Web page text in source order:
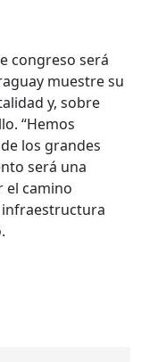
congreso será
muestre su
y, sobre
“Hemos
los grandes
será una
el camino